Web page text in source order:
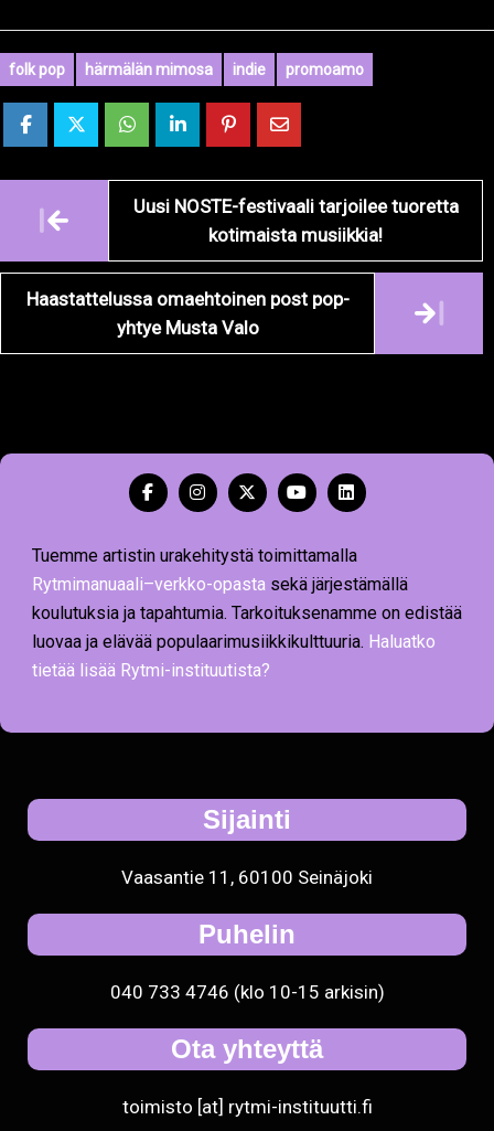
folk pop härmälän mimosa indie promoamo
navigointi
Uusi NOSTE-festivaali tarjoilee tuoretta
kotimaista musiikkia!
Haastattelussa omaehtoinen post pop-
yhtye Musta Valo
Tuemme artistin urakehitystä toimittamalla
Rytmimanuaali–verkko-opasta sekä järjestämällä
koulutuksia ja tapahtumia. Tarkoituksenamme on edistää
luovaa ja elävää populaarimusiikkikulttuuria. Haluatko
tietää lisää Rytmi-instituutista?
Sijainti
Vaasantie 11, 60100 Seinäjoki
Puhelin
040 733 4746 (klo 10-15 arkisin)
Ota yhteyttä
toimisto [at] rytmi-instituutti.fi